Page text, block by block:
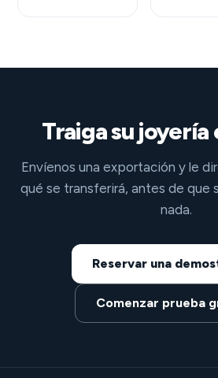
Traiga su joyería
Envíenos una exportación y le
qué se transferirá, antes de que
nada.
Reservar una
Comenzar prueba